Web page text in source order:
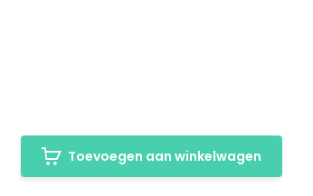
Toevoegen aan winkelwagen